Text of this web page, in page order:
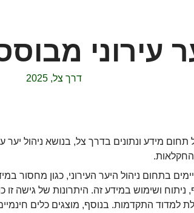
עירוני
דרך צל, 2025
מידע ונתונים בדרך צל, בנושא ניהול יער
בתחום ניהול היער העירוני, כגון מחסור
ניתוח ושימוש במידע זה. היתרונות של גישה
למדוד התקדמות. בנוסף, מוצגים כלים חינמיים